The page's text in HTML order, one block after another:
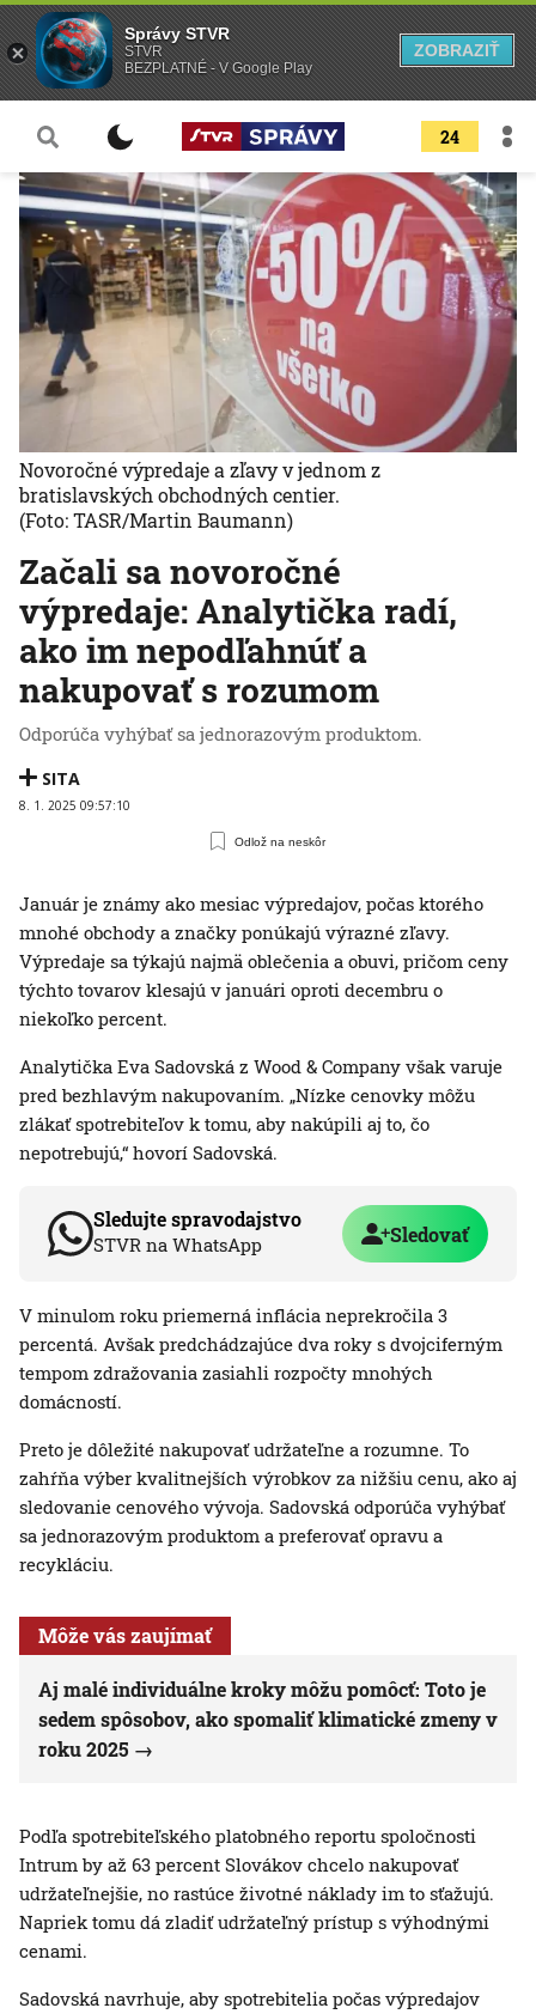
24
Začali sa novoročné
výpredaje: Analytička radí,
ako im nepodľahnúť a
nakupovať s rozumom
Odporúča vyhýbať sa jednorazovým produktom.
SITA
8. 1. 2025 09:57:10
Odlož na neskôr
Novoročné výpredaje a zľavy v jednom z
bratislavských obchodných centier.
(Foto: TASR/Martin Baumann)
Január je známy ako mesiac výpredajov, počas ktorého
mnohé obchody a značky ponúkajú výrazné zľavy.
Výpredaje sa týkajú najmä oblečenia a obuvi, pričom ceny
týchto tovarov klesajú v januári oproti decembru o
niekoľko percent.
Analytička Eva Sadovská z Wood & Company však varuje
pred bezhlavým nakupovaním. „Nízke cenovky môžu
zlákať spotrebiteľov k tomu, aby nakúpili aj to, čo
nepotrebujú,“ hovorí Sadovská.
Sledujte spravodajstvo
STVR na WhatsApp Sledovať
V minulom roku priemerná inflácia neprekročila 3
percentá. Avšak predchádzajúce dva roky s dvojciferným
tempom zdražovania zasiahli rozpočty mnohých
domácností.
Preto je dôležité nakupovať udržateľne a rozumne. To
zahŕňa výber kvalitnejších výrobkov za nižšiu cenu, ako aj
sledovanie cenového vývoja. Sadovská odporúča vyhýbať
sa jednorazovým produktom a preferovať opravu a
recykláciu.
Môže vás zaujímať
Aj malé individuálne kroky môžu pomôcť: Toto je
sedem spôsobov, ako spomaliť klimatické zmeny v
roku 2025
Podľa spotrebiteľského platobného reportu spoločnosti
Intrum by až 63 percent Slovákov chcelo nakupovať
udržateľnejšie, no rastúce životné náklady im to sťažujú.
Napriek tomu dá zladiť udržateľný prístup s výhodnými
cenami.
Sadovská navrhuje, aby spotrebitelia počas výpredajov
Správy STVR
STVR
BEZPLATNÉ - V Google Play
ZOBRAZIŤ